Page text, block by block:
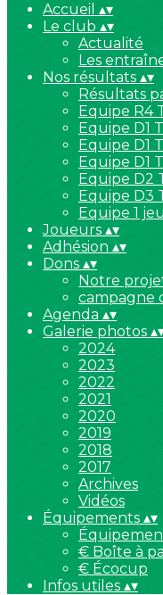
Accueil ▴▾
Le club ▴▾
Actualité
Les
Nos résultats ▴▾
Résultats
Equipe R4
Equipe D1
Equipe D1
Equipe D1
Equipe D2
Equipe D3
Equipe 1
Joueurs ▴▾
Adhésion ▴▾
Dons ▴▾
Notre
campagne
Agenda ▴▾
Galerie photos ▴
2024
2023
2022
2021
2020
2019
2018
2017
Archives
Vidéos
Équipements ▴▾
€ Boîte à
€ Écocup
Infos utiles ▴▾